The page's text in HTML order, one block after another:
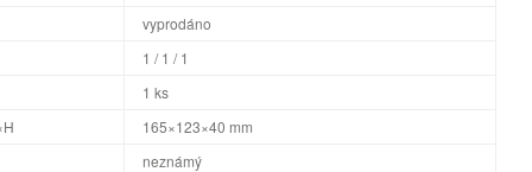
vyprodáno
1 / 1 / 1
1 ks
165×123×40 mm
neznámý